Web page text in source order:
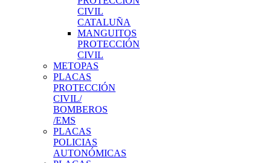
CIVIL
CATALUÑA
MANGUITOS
PROTECCIÓN
CIVIL
METOPAS
PLACAS
PROTECCIÓN
CIVIL/
BOMBEROS
/EMS
PLACAS
POLICIAS
AUTONÓMICAS